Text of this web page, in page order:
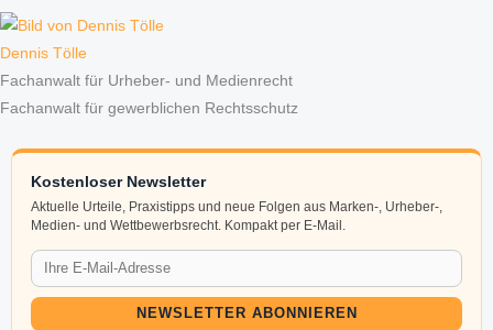
Dennis Tölle
Fachanwalt für Urheber- und Medienrecht
Fachanwalt für gewerblichen Rechtsschutz
Kostenloser Newsletter
Aktuelle Urteile, Praxistipps und neue Folgen aus Marken-, Urheber-,
Medien- und Wettbewerbsrecht. Kompakt per E-Mail.
NEWSLETTER ABONNIEREN